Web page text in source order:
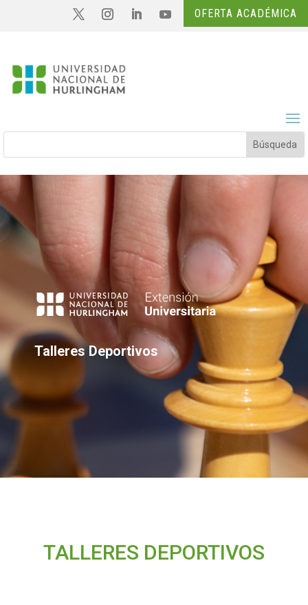
OFERTA ACADÉMICA
Talleres Deportivos
TALLERES DEPORTIVOS